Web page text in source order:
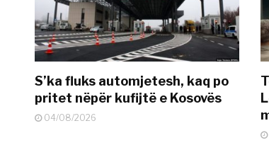
S’ka fluks automjetesh, kaq po
pritet nëpër kufijtë e Kosovës
04/08/2026